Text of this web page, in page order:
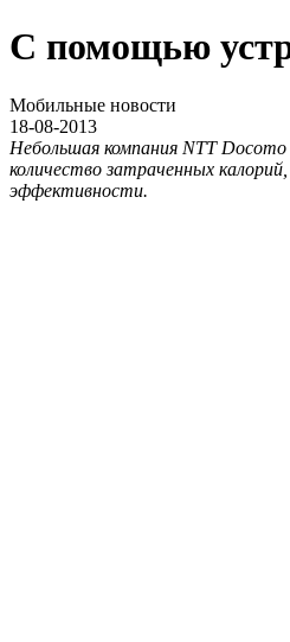
С помощью
Мобильные новости
18-08-2013
Небольшая компания NTT
количество затраченных
эффективности.